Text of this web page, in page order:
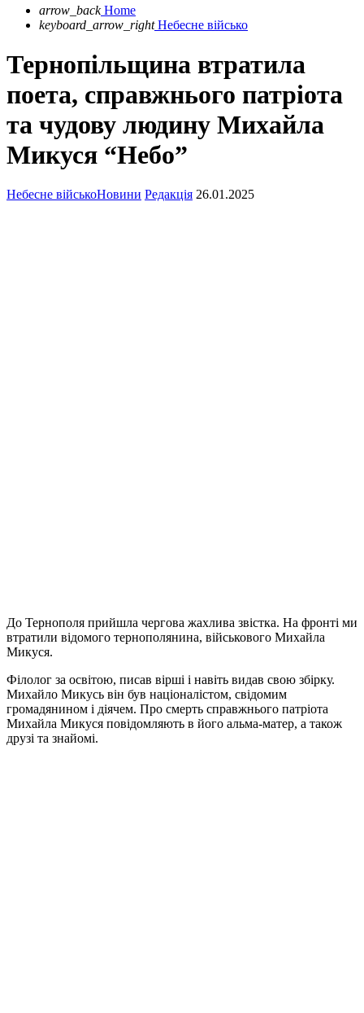
arrow_back Home
keyboard_arrow_right Небесне військо
Тернопільщина втратила
поета, справжнього патріота
та чудову людину Михайла
Микуся “Небо”
Небесне військоНовини Редакція 26.01.2025
До Тернополя прийшла чергова жахлива звістка. На фронті ми
втратили відомого тернополянина, військового Михайла
Микуся.
Філолог за освітою, писав вірші і навіть видав свою збірку.
Михайло Микусь він був націоналістом, свідомим
громадянином і діячем. Про смерть справжнього патріота
Михайла Микуся повідомляють в його альма-матер, а також
друзі та знайомі.